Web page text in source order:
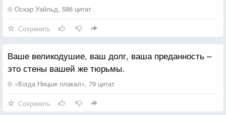
© Оскар Уайльд, 586 цитат
Сохранить
Ваше великодушие, ваш долг, ваша преданность –
это стены вашей же тюрьмы.
© «Когда Ницше плакал», 79 цитат
Сохранить